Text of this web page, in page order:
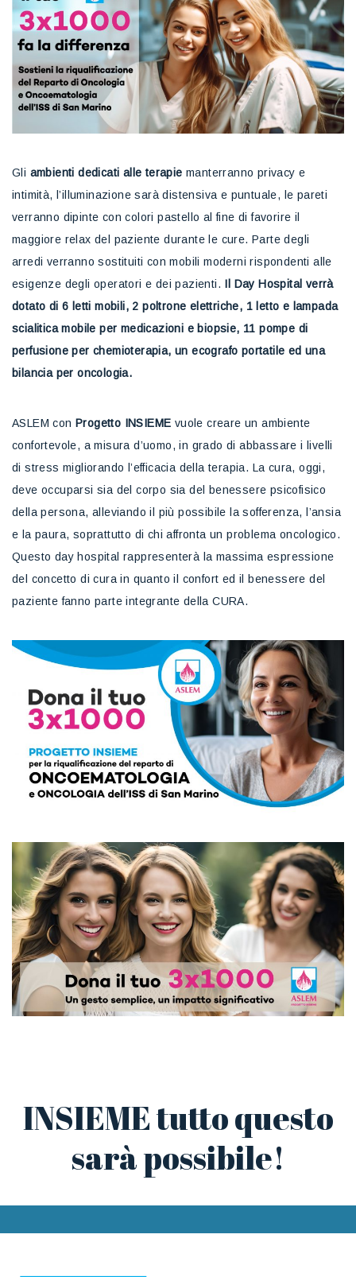
Gli ambienti dedicati alle terapie manterranno privacy e
intimità, l’illuminazione sarà distensiva e puntuale, le pareti
verranno dipinte con colori pastello al fine di favorire il
maggiore relax del paziente durante le cure. Parte degli
arredi verranno sostituiti con mobili moderni rispondenti alle
esigenze degli operatori e dei pazienti. Il Day Hospital verrà
dotato di 6 letti mobili, 2 poltrone elettriche, 1 letto e lampada
scialitica mobile per medicazioni e biopsie, 11 pompe di
perfusione per chemioterapia, un ecografo portatile ed una
bilancia per oncologia.
ASLEM con Progetto INSIEME vuole creare un ambiente
confortevole, a misura d’uomo, in grado di abbassare i livelli
di stress migliorando l’efficacia della terapia. La cura, oggi,
deve occuparsi sia del corpo sia del benessere psicofisico
della persona, alleviando il più possibile la sofferenza, l’ansia
e la paura, soprattutto di chi affronta un problema oncologico.
Questo day hospital rappresenterà la massima espressione
del concetto di cura in quanto il confort ed il benessere del
paziente fanno parte integrante della CURA.
INSIEME tutto questo
sarà possibile!